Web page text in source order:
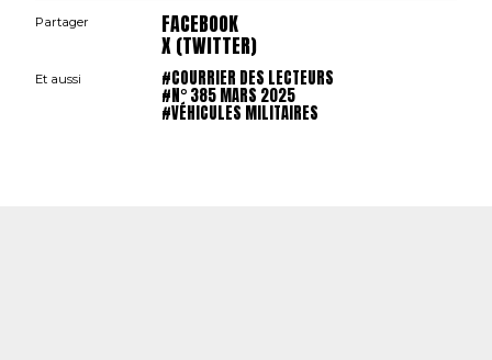
Partager FACEBOOK
X (TWITTER)
Et aussi #COURRIER DES LECTEURS
#N° 385 MARS 2025
#VÉHICULES MILITAIRES